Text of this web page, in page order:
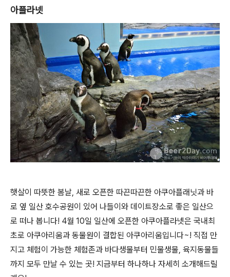
아플라넷
햇살이 따뜻한 봄날, 새로 오픈한 따끈따끈한 아쿠아플래닛과 바
로 옆 일산 호수공원이 있어 나들이와 데이트장소로 좋은 일산으
로 떠나 봅니다! 4월 10일 일산에 오픈한 아쿠아플라넷은 국내최
초로 아쿠아리움과 동물원이 결합된 아쿠아리움입니다~! 직접 만
지고 체험이 가능한 체험존과 바다생물부터 민물생물, 육지동물들
까지 모두 만날 수 있는 곳! 지금부터 하나하나 자세히 소개해드릴